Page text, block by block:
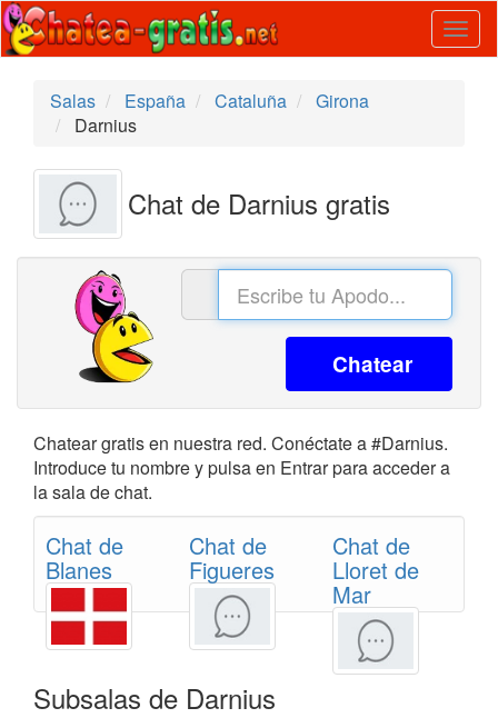
Salas
España Cataluña
Girona
Darnius
Chat de Darnius gratis
Chatear
Chatear gratis en nuestra red. Conéctate a #Darnius.
Introduce tu nombre y pulsa en Entrar para acceder a
la sala de chat.
Chat de
Blanes
Chat de
Figueres
Chat de
Lloret de
Mar
Subsalas de Darnius